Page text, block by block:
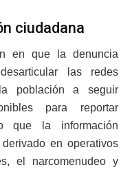
ciudadana
en que la denuncia
las redes
población a seguir
para reportar
que la información
en operativos
el narcomenudeo y